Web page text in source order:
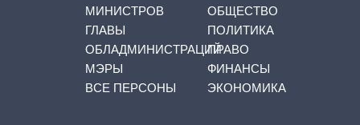
МИНИСТРОВ
ГЛАВЫ
ОБЛАДМИНИСТРАЦИЙ
МЭРЫ
ВСЕ ПЕРСОНЫ
ОБЩЕСТВО
ПОЛИТИКА
ПРАВО
ФИНАНСЫ
ЭКОНОМИКА